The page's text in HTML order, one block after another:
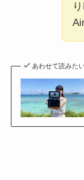
あわせて読みた